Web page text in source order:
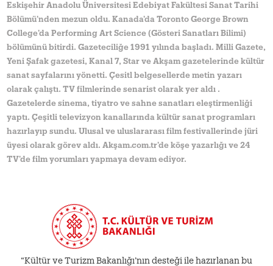
Eskişehir Anadolu Üniversitesi Edebiyat Fakültesi Sanat Tarihi
Bölümü'nden mezun oldu. Kanada'da Toronto George Brown
College'da Performing Art Science (Gösteri Sanatları Bilimi)
bölümünü bitirdi. Gazeteciliğe 1991 yılında başladı. Milli Gazete,
Yeni Şafak gazetesi, Kanal 7, Star ve Akşam gazetelerinde kültür
sanat sayfalarını yönetti. Çesitl belgesellerde metin yazarı
olarak çalıştı. TV filmlerinde senarist olarak yer aldı .
Gazetelerde sinema, tiyatro ve sahne sanatları eleştirmenliği
yaptı. Çeşitli televizyon kanallarında kültür sanat programları
hazırlayıp sundu. Ulusal ve uluslararası film festivallerinde jüri
üyesi olarak görev aldı. Akşam.com.tr'de köşe yazarlığı ve 24
TV'de film yorumları yapmaya devam ediyor.
“Kültür ve Turizm Bakanlığı’nın desteği ile hazırlanan bu